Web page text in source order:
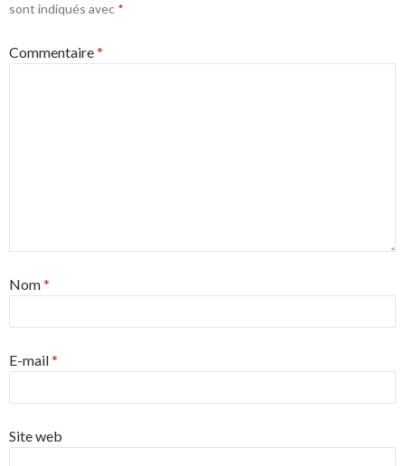
sont indiqués avec *
Commentaire*
Nom*
E-mail*
Site web